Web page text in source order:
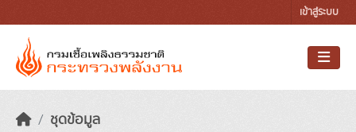
เข้าสู่ระบบ
ชุดข้อมูล